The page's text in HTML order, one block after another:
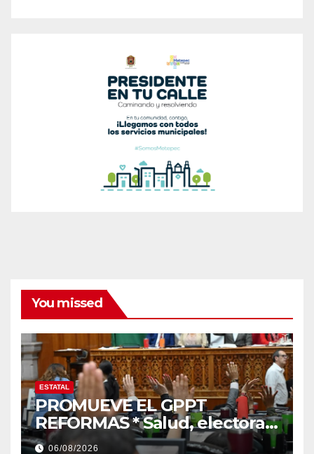
You missed
ESTATAL
PROMUEVE EL GPPT
REFORMAS * Salud, electoral
y justicia, de las principales
06/08/2026